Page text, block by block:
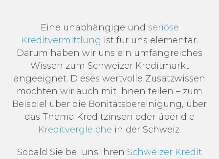
Eine unabhängige und seriöse
Kreditvermittlung ist für uns elementar.
Darum haben wir uns ein umfangreiches
Wissen zum Schweizer Kreditmarkt
angeeignet. Dieses wertvolle Zusatzwissen
möchten wir auch mit Ihnen teilen – zum
Beispiel über die Bonitätsbereinigung, über
das Thema Kreditzinsen oder über die
Kreditvergleiche in der Schweiz.
Sobald Sie bei uns Ihren Schweizer Kredit